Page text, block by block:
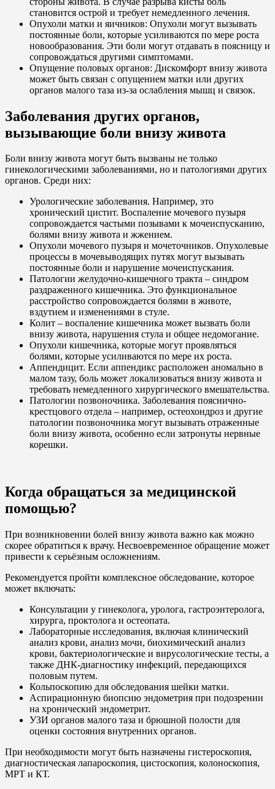
становится острой и требует немедленного лечения.
Опухоли матки и яичников: Опухоли могут вызывать
постоянные боли, которые усиливаются по мере роста
новообразования. Эти боли могут отдавать в поясницу и
сопровождаться другими симптомами.
Опущение половых органов: Дискомфорт внизу живота
может быть связан с опущением матки или других
органов малого таза из-за ослабления мышц и связок.
Заболевания других органов,
вызывающие боли внизу живота
Боли внизу живота могут быть вызваны не только
гинекологическими заболеваниями, но и патологиями других
органов. Среди них:
Урологические заболевания. Например, это
хронический цистит. Воспаление мочевого пузыря
сопровождается частыми позывами к мочеиспусканию,
болями внизу живота и жжением.
Опухоли мочевого пузыря и мочеточников. Опухолевые
процессы в мочевыводящих путях могут вызывать
постоянные боли и нарушение мочеиспускания.
Патологии желудочно-кишечного тракта – синдром
раздраженного кишечника. Это функциональное
расстройство сопровождается болями в животе,
вздутием и изменениями в стуле.
Колит – воспаление кишечника может вызвать боли
внизу живота, нарушения стула и общее недомогание.
Опухоли кишечника, которые могут проявляться
болями, которые усиливаются по мере их роста.
Аппендицит. Если аппендикс расположен аномально в
малом тазу, боль может локализоваться внизу живота и
требовать немедленного хирургического вмешательства.
Патологии позвоночника. Заболевания пояснично-
крестцового отдела – например, остеохондроз и другие
патологии позвоночника могут вызывать отраженные
боли внизу живота, особенно если затронуты нервные
корешки.
Когда обращаться за медицинской
помощью?
При возникновении болей внизу живота важно как можно
скорее обратиться к врачу. Несвоевременное обращение может
привести к серьёзным осложнениям.
Рекомендуется пройти комплексное обследование, которое
может включать:
Консультации у гинеколога, уролога, гастроэнтеролога,
хирурга, проктолога и остеопата.
Лабораторные исследования, включая клинический
анализ крови, анализ мочи, биохимический анализ
крови, бактериологические и вирусологические тесты, а
также ДНК-диагностику инфекций, передающихся
половым путем.
Кольпоскопию для обследования шейки матки.
Аспирационную биопсию эндометрия при подозрении
на хронический эндометрит.
УЗИ органов малого таза и брюшной полости для
оценки состояния внутренних органов.
При необходимости могут быть назначены гистероскопия,
диагностическая лапароскопия, цистоскопия, колоноскопия,
МРТ и КТ.